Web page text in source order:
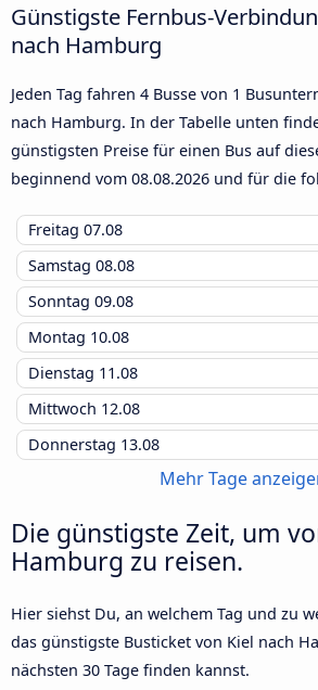
Günstigste Fernbus-
nach Hamburg
Jeden Tag fahren 4 Busse von 1
nach Hamburg. In der Tabelle unten
günstigsten Preise für einen Bus auf
beginnend vom 08.08.2026 und für die
Freitag 07.08
Samstag 08.08
Sonntag 09.08
Montag 10.08
Dienstag 11.08
Mittwoch 12.08
Donnerstag 13.08
Mehr Tage
Die günstigste Zeit, um
Hamburg zu reisen.
Hier siehst Du, an welchem Tag und zu
das günstigste Busticket von Kiel nach
nächsten 30 Tage finden kannst.